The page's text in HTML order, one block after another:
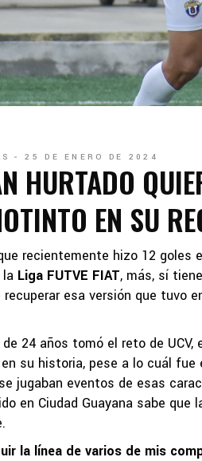
25 DE ENERO DE 2024
HURTADO
EN SU
recientemente hizo 12 goles
Liga FUTVE FIAT, más, sí
esa versión que tuvo
24 años tomó el reto de
su historia, pese a lo cuál fue
jugaban eventos de esas
en Ciudad Guayana sabe
la línea de varios de mis